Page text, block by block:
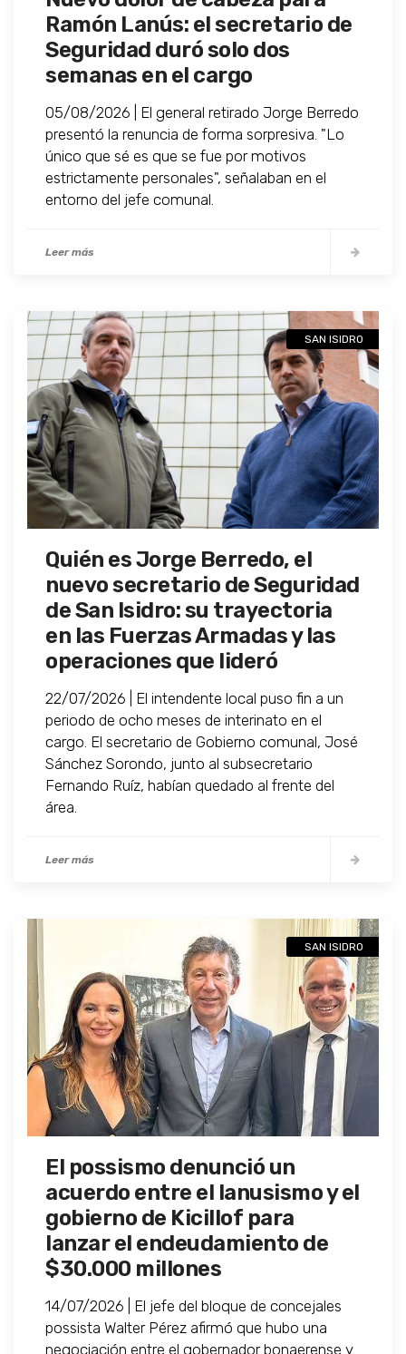
Ramón Lanús: el secretario de
Seguridad duró solo dos
semanas en el cargo
05/08/2026 | El general retirado Jorge Berredo
presentó la renuncia de forma sorpresiva. "Lo
único que sé es que se fue por motivos
estrictamente personales", señalaban en el
entorno del jefe comunal.
Leer más
SAN ISIDRO
Quién es Jorge Berredo, el
nuevo secretario de Seguridad
de San Isidro: su trayectoria
en las Fuerzas Armadas y las
operaciones que lideró
22/07/2026 | El intendente local puso fin a un
periodo de ocho meses de interinato en el
cargo. El secretario de Gobierno comunal, José
Sánchez Sorondo, junto al subsecretario
Fernando Ruíz, habían quedado al frente del
área.
Leer más
SAN ISIDRO
El possismo denunció un
acuerdo entre el lanusismo y el
gobierno de Kicillof para
lanzar el endeudamiento de
$30.000 millones
14/07/2026 | El jefe del bloque de concejales
possista Walter Pérez afirmó que hubo una
negociación entre el gobernador bonaerense y